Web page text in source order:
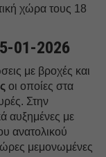
χώρα τους 18
01-2026
με βροχές και
οι οποίες στα
Στην
αυξημένες με
ανατολικού
μεμονωμένες